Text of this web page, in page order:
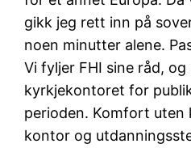
gikk jeg rett inn på
noen minutter alene.
Vi fyljer FHI sine råd,
kyrkjekontoret for
perioden. Komfort uten
kontor og